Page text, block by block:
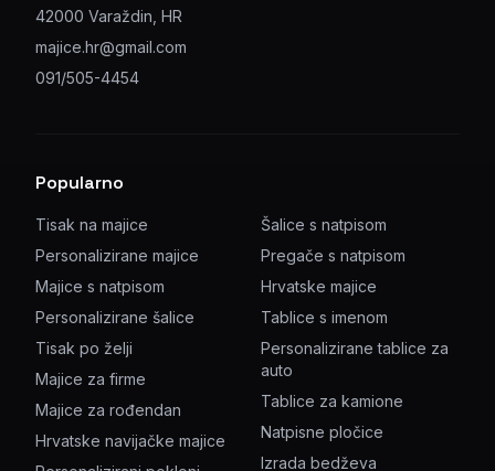
42000 Varaždin, HR
majice.hr@gmail.com
091/505-4454
Popularno
Tisak na majice
Personalizirane majice
Majice s natpisom
Personalizirane šalice
Tisak po želji
Majice za firme
Majice za rođendan
Hrvatske navijačke majice
Šalice s natpisom
Pregače s natpisom
Hrvatske majice
Tablice s imenom
Personalizirane tablice za
auto
Tablice za kamione
Natpisne pločice
Izrada bedževa